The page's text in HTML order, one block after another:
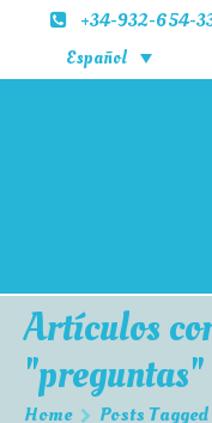
+34-932-654-
Español
Artículos
"preguntas"
Home Posts